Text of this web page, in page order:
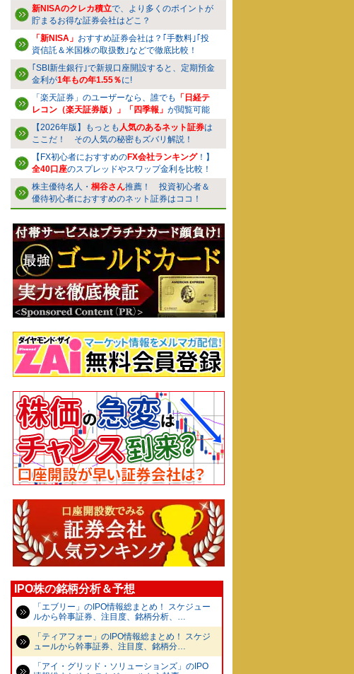
新NISAのクレカ積立で、より多くのポイントが
貯まるお得な証券会社はどこ？
「新NISA」 おすすめ証券会社は？｢手数料｣｢投
資信託＆米国株の取扱数｣などで徹底比較！
｢SBI新生銀行｣で新規口座開設すると、定期預金
金利が1年もの年1.55％に!
「楽天証券」のユーザーなら、誰でも
「日経テ
レコン（楽天証券版）」「四季報」 が閲覧可能
【2026年版】もっとも 人気のあるネット証券は
ここだ！ その人気の秘密もズバリ解説！
【FX初心者におすすめのFX会社ランキング！】
全40口座のスプレッドやスワップ金利を比較！
株主優待名人・ 桐谷さん推薦！ 投資初心者＆
優待初心者におすすめのネット証券はココ！
IPO株の銘柄分析＆予想
「エブリー」のIPO情報総まとめ！ スケジュー
ルから幹事証券、注目度、銘柄分析、…
「ティアフォー」のIPO情報総まとめ！ スケジ
ュールから幹事証券、注目度、銘柄分…
「アイ・グリッド・ソリューションズ」のIPO